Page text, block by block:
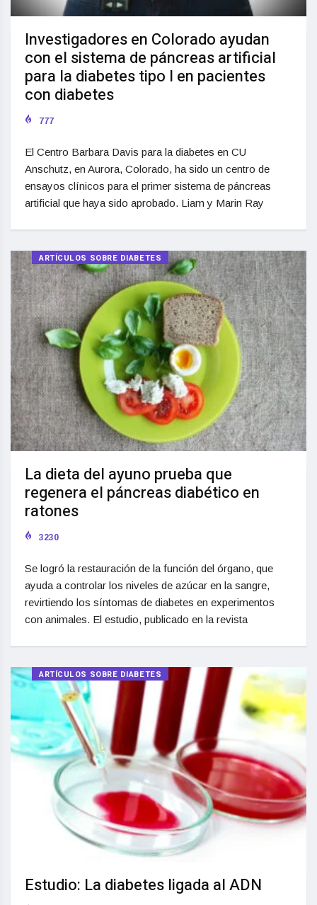
Investigadores en Colorado ayudan
con el sistema de páncreas artificial
para la diabetes tipo I en pacientes
con diabetes
777
El Centro Barbara Davis para la diabetes en CU
Anschutz, en Aurora, Colorado, ha sido un centro de
ensayos clínicos para el primer sistema de páncreas
artificial que haya sido aprobado. Liam y Marin Ray
ARTÍCULOS SOBRE DIABETES
La dieta del ayuno prueba que
regenera el páncreas diabético en
ratones
3230
Se logró la restauración de la función del órgano, que
ayuda a controlar los niveles de azúcar en la sangre,
revirtiendo los síntomas de diabetes en experimentos
con animales. El estudio, publicado en la revista
ARTÍCULOS SOBRE DIABETES
Estudio: La diabetes ligada al ADN